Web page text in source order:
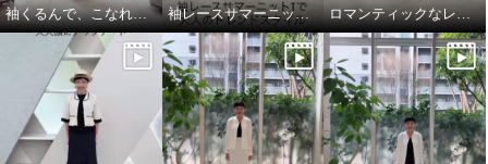
袖くるんで、こなれ見え 縦長レイヤード 袖レースサマーニットTとエレガントカーゴで大人のトレンドスタイル ロマンティックなレースを主役に華やかクラシカル